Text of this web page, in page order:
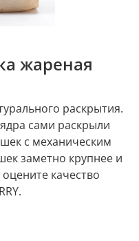
жареная
раскрытия.
сами раскрыли
с механическим
заметно крупнее и
качество